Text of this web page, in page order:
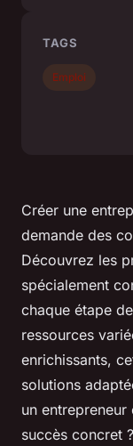
Créer une
demande des
Découvrez les
spécialement
chaque étape
ressources
enrichissants,
solutions
un
succès concret ?
TAGS
Emploi